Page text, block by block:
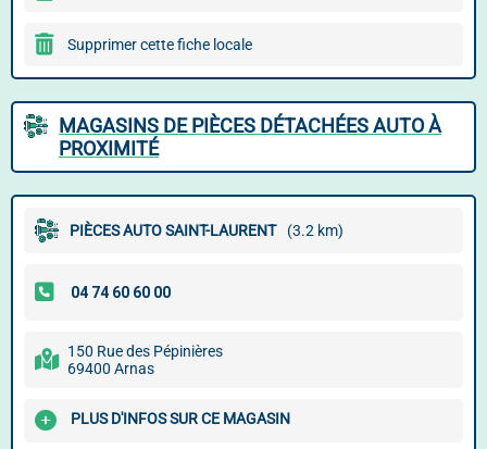
Supprimer cette fiche locale
MAGASINS DE PIÈCES DÉTACHÉES AUTO À
PROXIMITÉ
PIÈCES AUTO SAINT-LAURENT (3.2 km)
150 Rue des Pépinières
69400 Arnas
PLUS D'INFOS SUR CE MAGASIN